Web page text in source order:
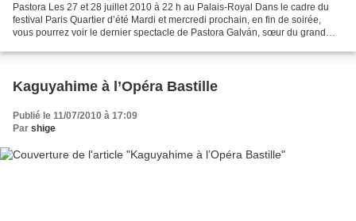
Pastora Les 27 et 28 juillet 2010 à 22 h au Palais-Royal Dans le cadre du
festival Paris Quartier d’été Mardi et mercredi prochain, en fin de soirée,
vous pourrez voir le dernier spectacle de Pastora Galván, sœur du grand
Kaguyahime à l’Opéra Bastille
Publié le 11/07/2010 à 17:09
Par shige